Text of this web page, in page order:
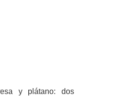
y plátano: dos